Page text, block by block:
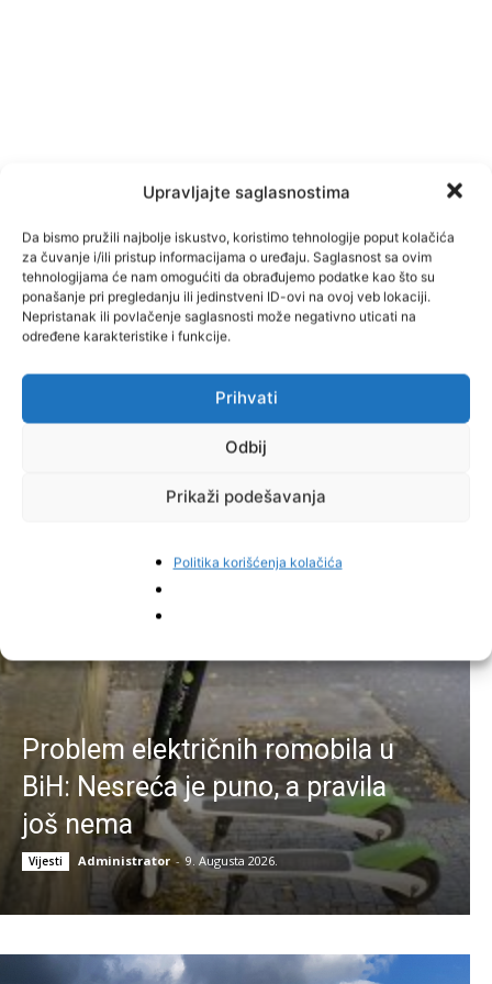
Upravljajte saglasnostima
Da bismo pružili najbolje iskustvo, koristimo tehnologije poput kolačića
za čuvanje i/ili pristup informacijama o uređaju. Saglasnost sa ovim
tehnologijama će nam omogućiti da obrađujemo podatke kao što su
ponašanje pri pregledanju ili jedinstveni ID-ovi na ovoj veb lokaciji.
Nepristanak ili povlačenje saglasnosti može negativno uticati na
određene karakteristike i funkcije.
Prihvati
Odbij
Prikaži podešavanja
Politika korišćenja kolačića
Problem električnih romobila u
BiH: Nesreća je puno, a pravila
još nema
Vijesti Administrator - 9. Augusta 2026.